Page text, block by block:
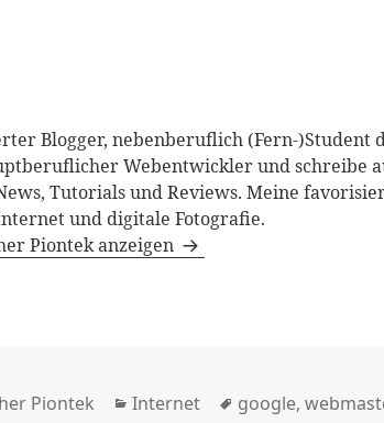
Blogger, nebenberuflich (Fern-)Student
Webentwickler und schreibe
Tutorials und Reviews. Meine
und digitale Fotografie.
Piontek anzeigen
Piontek Kategorien
Internet Schlagwörter
google,